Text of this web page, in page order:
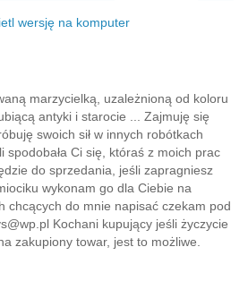
wersję na komputer
marzycielką, uzależnioną od koloru
antyki i starocie ... Zajmuję się
swoich sił w innych robótkach
spodobała Ci się, któraś z moich prac
do sprzedania, jeśli zapragniesz
wykonam go dla Ciebie na
chcących do mnie napisać czekam pod
Kochani kupujący jeśli życzycie
zakupiony towar, jest to możliwe.